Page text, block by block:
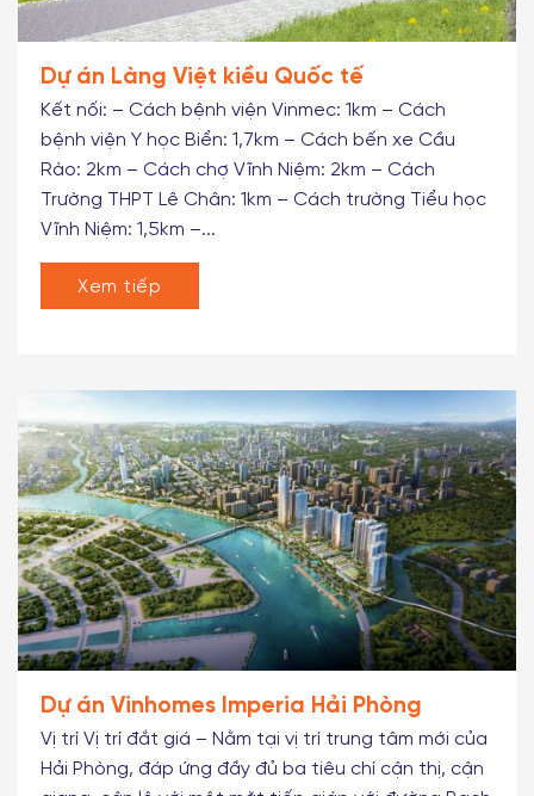
Dự án Làng Việt kiều Quốc tế
Kết nối: – Cách bệnh viện Vinmec: 1km – Cách
bệnh viện Y học Biển: 1,7km – Cách bến xe Cầu
Rào: 2km – Cách chợ Vĩnh Niệm: 2km – Cách
Trường THPT Lê Chân: 1km – Cách trường Tiểu học
Vĩnh Niệm: 1,5km –...
Dự án Vinhomes Imperia Hải Phòng